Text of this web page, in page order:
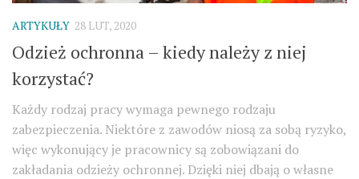
ARTYKUŁY 28 LUT, 2020
Odzież ochronna – kiedy należy z niej
korzystać?
Każdy rodzaj pracy wymaga pewnego rodzaju
zabezpieczenia. Niektóre z zawodów niosą za sobą ryzyko,
więc wykonujący je pracownicy są zobowiązani do
zakładania odzieży ochronnej. Dzięki niej dbają o własne